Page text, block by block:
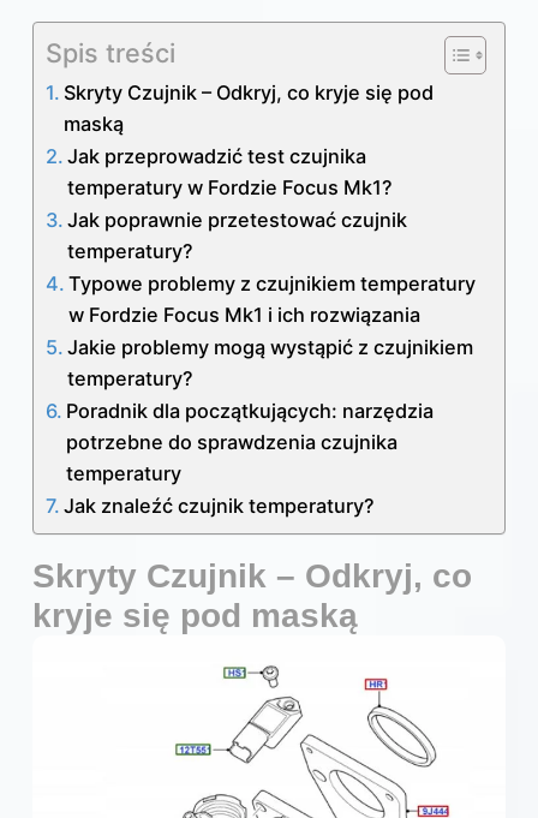
Spis treści
Skryty Czujnik – Odkryj, co kryje się pod
maską
Jak przeprowadzić test czujnika
temperatury w Fordzie Focus Mk1?
Jak poprawnie przetestować czujnik
temperatury?
Typowe problemy z czujnikiem temperatury
w Fordzie Focus Mk1 i ich rozwiązania
Jakie problemy mogą wystąpić z czujnikiem
temperatury?
Poradnik dla początkujących: narzędzia
potrzebne do sprawdzenia czujnika
temperatury
Jak znaleźć czujnik temperatury?
Skryty Czujnik – Odkryj, co
kryje się pod maską